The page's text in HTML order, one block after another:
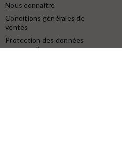
Nous connaitre
Conditions générales de
ventes
Protection des données
personnelles